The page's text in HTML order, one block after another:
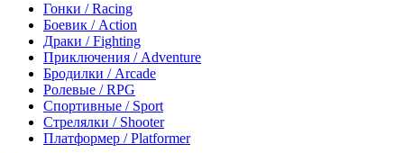
Гонки / Racing
Боевик / Action
Драки / Fighting
Приключения / Adventure
Бродилки / Arcade
Ролевые / RPG
Спортивные / Sport
Стрелялки / Shooter
Платформер / Platformer